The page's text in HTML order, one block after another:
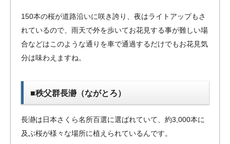
150本の桜が道路沿いに咲き誇り、夜はライトアップもさ
れているので、雨天で外を歩いてお花見する事が難しい場
合などはこのような通りを車で通過するだけでもお花見気
分は味わえますね。
■秩父群長瀞（ながとろ）
長瀞は日本さくら名所百選に選ばれていて、約3,000本に
及ぶ桜が様々な場所に植えられているんです。